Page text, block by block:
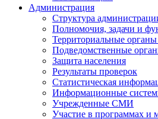
Администрация
Структура
Полномочия, задачи и
Территориальные органы
Подведомственные
Защита населения
Результаты проверок
Статистическая
Информационные
Учрежденные СМИ
Участие в программах и